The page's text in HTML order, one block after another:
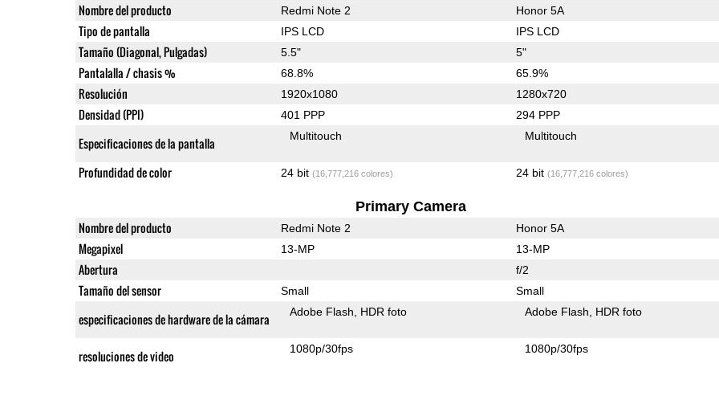
Nombre del producto Redmi Note 2 Honor 5A
Tipo de pantalla IPS LCD IPS LCD
Tamaño (Diagonal, Pulgadas) 5.5" 5"
Pantalalla / chasis % 68.8% 65.9%
Resolución 1920x1080 1280x720
Densidad (PPI) 401 PPP 294 PPP
Especificaciones de la pantalla Multitouch Multitouch
Profundidad de color 24 bit (16,777,216 colores) 24 bit (16,777,216 colores)
Primary Camera
Nombre del producto Redmi Note 2 Honor 5A
Megapixel 13-MP 13-MP
Abertura f/2
Tamaño del sensor Small Small
especificaciones de hardware de la cámara Adobe Flash HDR foto Adobe Flash HDR foto
resoluciones de video 1080p/30fps 1080p/30fps